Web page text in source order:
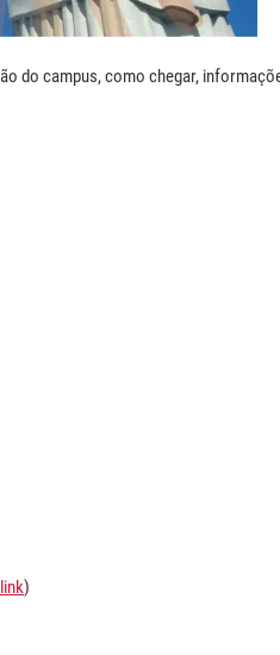
do campus, como chegar,
)